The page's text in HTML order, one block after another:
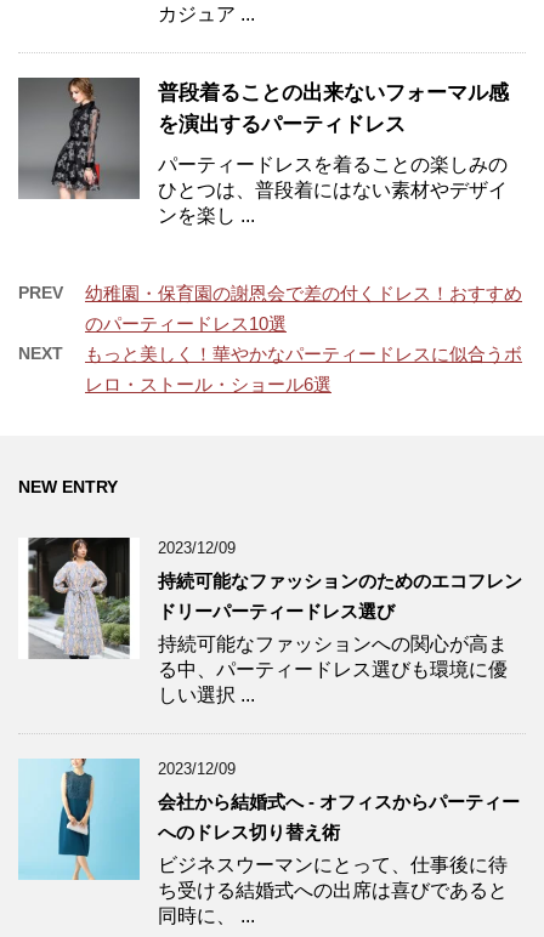
カジュア ...
普段着ることの出来ないフォーマル感
を演出するパーティドレス
パーティードレスを着ることの楽しみの
ひとつは、普段着にはない素材やデザイ
ンを楽し ...
PREV
幼稚園・保育園の謝恩会で差の付くドレス！おすすめ
のパーティードレス10選
NEXT
もっと美しく！華やかなパーティードレスに似合うボ
レロ・ストール・ショール6選
NEW ENTRY
2023/12/09
持続可能なファッションのためのエコフレン
ドリーパーティードレス選び
持続可能なファッションへの関心が高ま
る中、パーティードレス選びも環境に優
しい選択 ...
2023/12/09
会社から結婚式へ - オフィスからパーティー
へのドレス切り替え術
ビジネスウーマンにとって、仕事後に待
ち受ける結婚式への出席は喜びであると
同時に、 ...